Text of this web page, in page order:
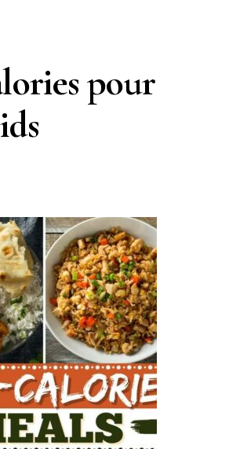
pour